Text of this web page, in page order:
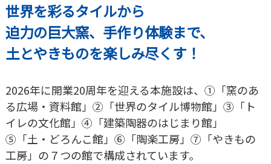
世界を彩るタイルから
迫力の巨大窯、手作り体験まで、
土とやきものを楽しみ尽くす！
2026年に開業20周年を迎える本施設は、①「窯のあ
る広場・資料館」②「世界のタイル博物館」③「ト
イレの文化館」④「建築陶器のはじまり館」
⑤「土・どろんこ館」⑥「陶楽工房」⑦「やきもの
工房」の７つの館で構成されています。